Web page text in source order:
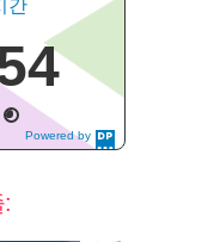
Powered by
DaysPedia.c
간